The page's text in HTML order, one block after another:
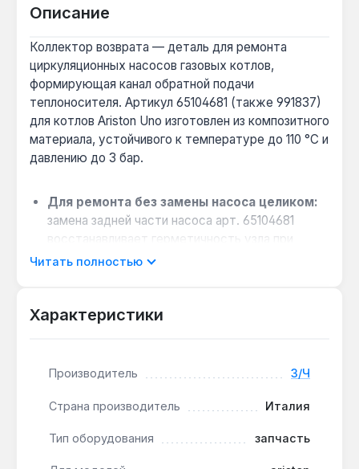
Описание
Коллектор возврата — деталь для ремонта
циркуляционных насосов газовых котлов,
формирующая канал обратной подачи
теплоносителя. Артикул 65104681 (также 991837)
для котлов Ariston Uno изготовлен из композитного
материала, устойчивого к температуре до 110 °C и
давлению до 3 бар.
Для ремонта без замены насоса целиком:
замена задней части насоса арт. 65104681
восстанавливает герметичность узла при
износе посадочных мест или трещинах
Совместимость с оригинальными котлами
исключает подгонку и риск негерметичности
Условия эксплуатации:композитный
материал выдерживает постоянный контакт с
теплоносителем и гидравлические нагрузки до
Читать полностью
Характеристики
Производитель З/Ч
Страна производитель Италия
Тип оборудования запчасть